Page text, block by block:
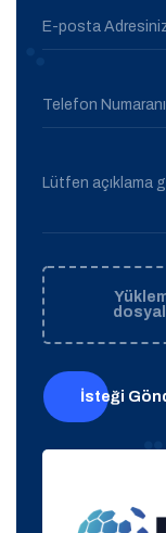
E-posta
Telefon
Lütfen açıklama
İsteği